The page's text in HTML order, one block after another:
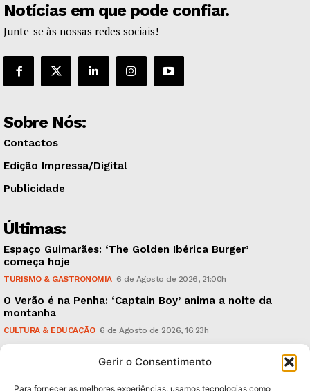
Gerir o Consentimento
Para fornecer as melhores experiências, usamos tecnologias como
Notícias em que pode confiar.
Junte-se às nossas redes sociais!
Sobre Nós:
Contactos
Edição Impressa/Digital
Publicidade
Últimas:
Espaço Guimarães: ‘The Golden Ibérica Burger’
começa hoje
TURISMO & GASTRONOMIA 6 de Agosto de 2026, 21:00h
O Verão é na Penha: ‘Captain Boy’ anima a noite da
montanha
CULTURA & EDUCAÇÃO 6 de Agosto de 2026, 16:23h
em causa”, garante Ricardo Araújo